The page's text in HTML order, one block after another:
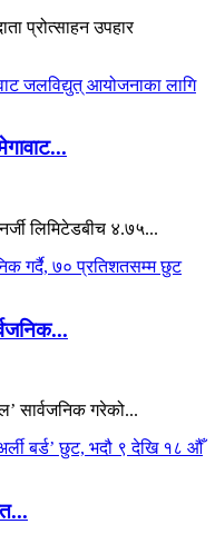
प्रोत्साहन उपहार
लिमिटेडबीच ४.७५...
सार्वजनिक गरेको...